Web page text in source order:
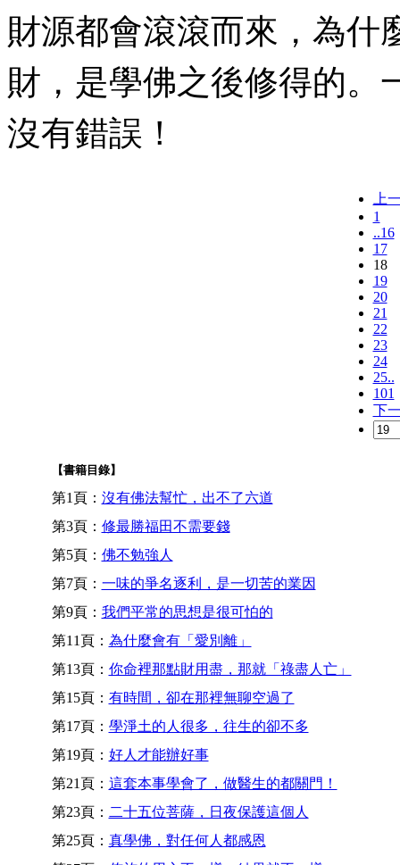
財源都會滾滾而來，為什
財，是學佛之後修得的。
沒有錯誤！
上
1
..16
17
18
19
20
21
22
23
24
25..
101
下
【書籍目錄】
第1頁： 沒有佛法幫忙，出不了六道
第3頁： 修最勝福田不需要錢
第5頁： 佛不勉強人
第7頁： 一味的爭名逐利，是一切苦的業因
第9頁： 我們平常的思想是很可怕的
第11頁： 為什麼會有「愛別離」
第13頁： 你命裡那點財用盡，那就「祿盡人亡」
第15頁： 有時間，卻在那裡無聊空過了
第17頁： 學淨土的人很多，往生的卻不多
第19頁： 好人才能辦好事
第21頁： 這套本事學會了，做醫生的都關門！
第23頁： 二十五位菩薩，日夜保護這個人
第25頁： 真學佛，對任何人都感恩